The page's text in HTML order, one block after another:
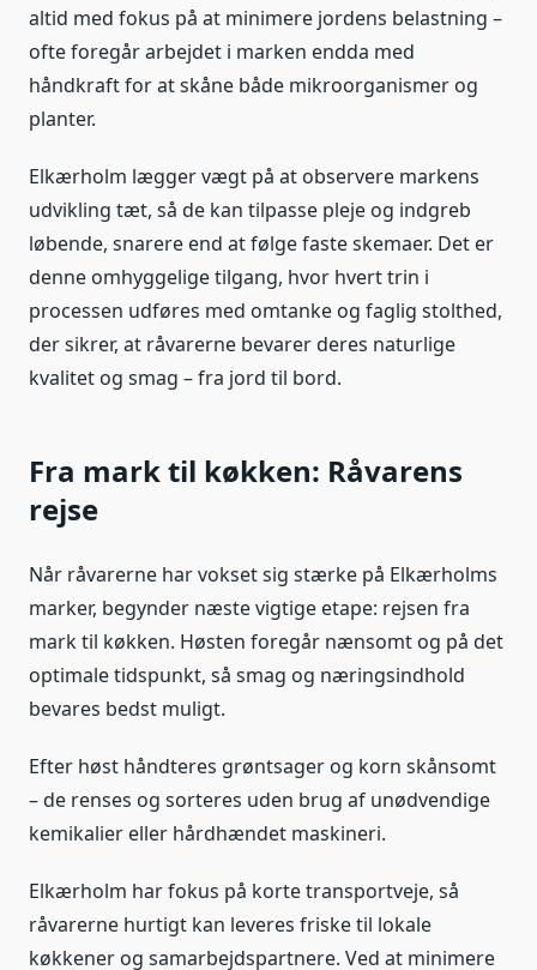
altid med fokus på at minimere jordens belastning –
ofte foregår arbejdet i marken endda med
håndkraft for at skåne både mikroorganismer og
planter.
Elkærholm lægger vægt på at observere markens
udvikling tæt, så de kan tilpasse pleje og indgreb
løbende, snarere end at følge faste skemaer. Det er
denne omhyggelige tilgang, hvor hvert trin i
processen udføres med omtanke og faglig stolthed,
der sikrer, at råvarerne bevarer deres naturlige
kvalitet og smag – fra jord til bord.
Fra mark til køkken: Råvarens
rejse
Når råvarerne har vokset sig stærke på Elkærholms
marker, begynder næste vigtige etape: rejsen fra
mark til køkken. Høsten foregår nænsomt og på det
optimale tidspunkt, så smag og næringsindhold
bevares bedst muligt.
Efter høst håndteres grøntsager og korn skånsomt
– de renses og sorteres uden brug af unødvendige
kemikalier eller hårdhændet maskineri.
Elkærholm har fokus på korte transportveje, så
råvarerne hurtigt kan leveres friske til lokale
køkkener og samarbejdspartnere. Ved at minimere